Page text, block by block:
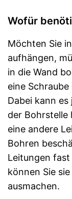
Wofür
Möchten Sie
aufhängen,
in die Wand
eine
Dabei kann
der Bohrstelle
eine andere
Bohren
Leitungen
können Sie
ausmachen.